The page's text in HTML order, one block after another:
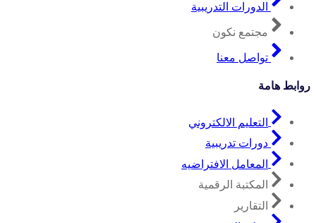
الدورات التدريبية
مجتمع نكون
تواصل معنا
هامة
التعليم الالكتروني
دورات تدريبية
المعامل الافتراضيه
المكتبة الرقمية
التقارير